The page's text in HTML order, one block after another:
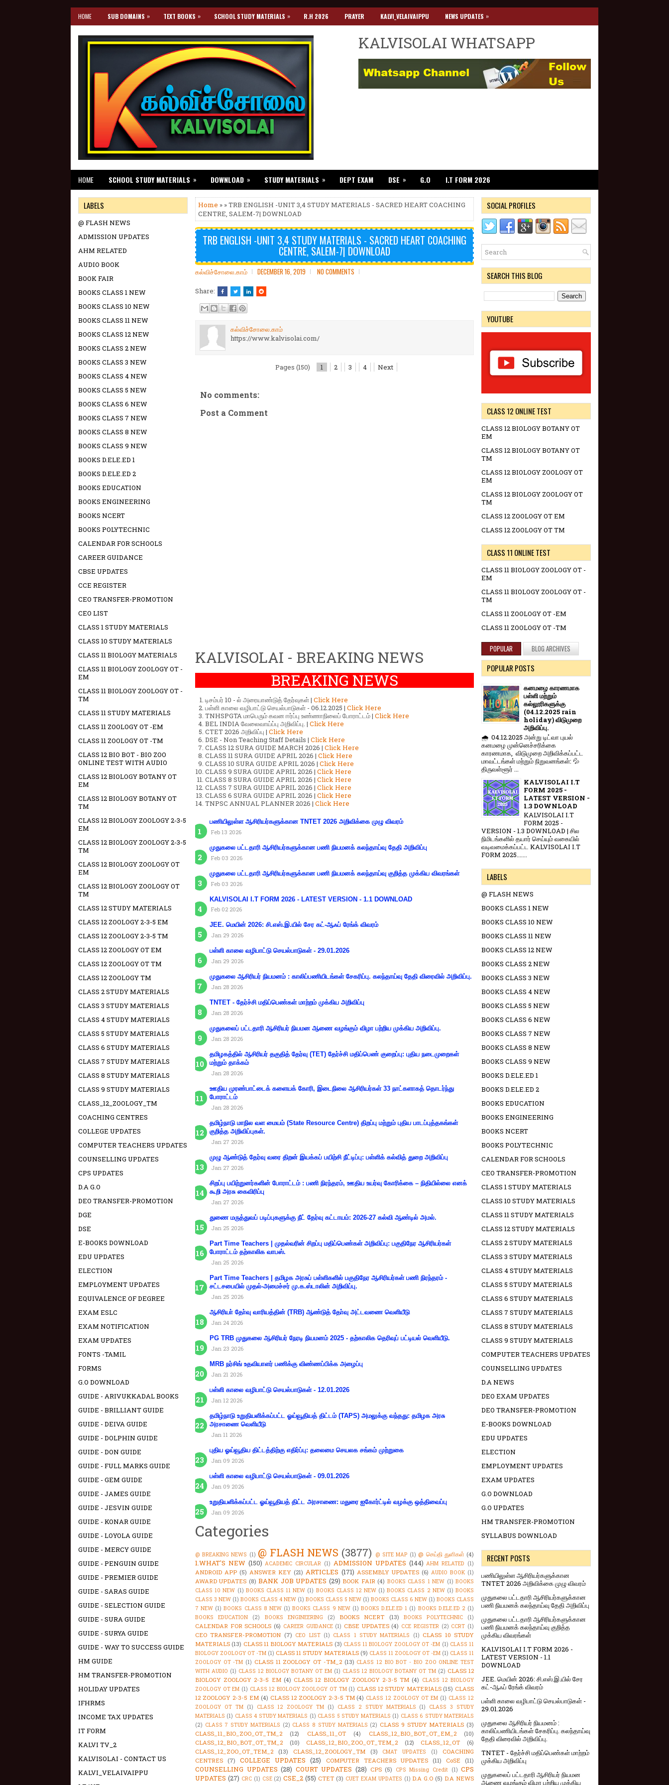
HOME SUB DOMAINS » TEXT BOOKS » SCHOOL STUDY MATERIALS » R.H 2026 PRAYER KALVI_VELAIVAIPPU NEWS UPDATES »
KALVISOLAI WHATSAPP
HOME SCHOOL STUDY MATERIALS » DOWNLOAD » STUDY MATERIALS » DEPT EXAM DSE » G.O I.T FORM 2026
Home » » TRB ENGLISH -UNIT 3,4 STUDY MATERIALS - SACRED HEART COACHING
CENTRE, SALEM-7| DOWNLOAD
TRB ENGLISH -UNIT 3,4 STUDY MATERIALS - SACRED HEART COACHING
CENTRE, SALEM-7| DOWNLOAD
கல்விச்சோலை.காம் DECEMBER 16, 2019 NO COMMENTS
Share:
கல்விச்சோலை.காம்
https://www.kalvisolai.com/
Pages (150) 1 2 3 4 Next
No comments:
Post a Comment
KALVISOLAI - BREAKING NEWS
BREAKING NEWS
டிசம்பர் 10 - ல் அரையாண்டுத் தேர்வுகள் | Click Here
பள்ளி காலை வழிபாட்டு செயல்பாடுகள் - 06.12.2025 | Click Here
TNHSPGTA மாபெரும் கவன ஈர்ப்பு உண்ணாநிலைப் போராட்டம் | Click Here
BEL INDIA வேலைவாய்ப்பு அறிவிப்பு. | Click Here
CTET 2026 அறிவிப்பு | Click Here
DSE - Non Teaching Staff Details | Click Here
CLASS 12 SURA GUIDE MARCH 2026 | Click Here
CLASS 11 SURA GUIDE APRIL 2026 | Click Here
CLASS 10 SURA GUIDE APRIL 2026 | Click Here
CLASS 9 SURA GUIDE APRIL 2026 | Click Here
CLASS 8 SURA GUIDE APRIL 2026 | Click Here
CLASS 7 SURA GUIDE APRIL 2026 | Click Here
CLASS 6 SURA GUIDE APRIL 2026 | Click Here
TNPSC ANNUAL PLANNER 2026 | Click Here
பணியிலுள்ள ஆசிரியர்களுக்கான TNTET 2026 அறிவிக்கை முழு விவரம்
Feb 13 2026
முதுகலை பட்டதாரி ஆசிரியர்களுக்கான பணி நியமனக் கலந்தாய்வு தேதி அறிவிப்பு
Feb 03 2026
முதுகலை பட்டதாரி ஆசிரியர்களுக்கான பணி நியமனக் கலந்தாய்வு குறித்த முக்கிய விவரங்கள்
Feb 03 2026
KALVISOLAI I.T FORM 2026 - LATEST VERSION - 1.1 DOWNLOAD
Feb 02 2026
JEE. மெயின் 2026: சி.எஸ்.இ.யில் சேர கட்-ஆஃப் ரேங்க் விவரம்
Jan 29 2026
பள்ளி காலை வழிபாட்டு செயல்பாடுகள் - 29.01.2026
Jan 29 2026
முதுகலை ஆசிரியர் நியமனம் : காலிப்பணியிடங்கள் சேகரிப்பு. கலந்தாய்வு தேதி விரைவில் அறிவிப்பு.
Jan 28 2026
TNTET - தேர்ச்சி மதிப்பெண்கள் மாற்றம் முக்கிய அறிவிப்பு
Jan 28 2026
முதுகலைப் பட்டதாரி ஆசிரியர் நியமன ஆணை வழங்கும் விழா பற்றிய முக்கிய அறிவிப்பு.
Jan 28 2026
தமிழகத்தில் ஆசிரியர் தகுதித் தேர்வு (TET) தேர்ச்சி மதிப்பெண் குறைப்பு: புதிய நடைமுறைகள்
மற்றும் தாக்கம்
Jan 28 2026
ஊதிய முரண்பாட்டைக் களையக் கோரி, இடைநிலை ஆசிரியர்கள் 33 நாட்களாகத் தொடர்ந்து
போராட்டம்
Jan 28 2026
தமிழ்நாடு மாநில வள மையம் (State Resource Centre) திறப்பு மற்றும் புதிய பாடப்புத்தகங்கள்
குறித்த அறிவிப்புகள்.
Jan 27 2026
முழு ஆண்டுத் தேர்வு வரை திறன் இயக்கப் பயிற்சி நீட்டிப்பு: பள்ளிக் கல்வித் துறை அறிவிப்பு
Jan 27 2026
சிறப்பு பயிற்றுனர்களின் போராட்டம் : பணி நிரந்தரம், ஊதிய உயர்வு கோரிக்கை – நிதியில்லை எனக்
கூறி அரசு கைவிரிப்பு
Jan 27 2026
துணை மருத்துவப் படிப்புகளுக்கு நீட் தேர்வு கட்டாயம்: 2026-27 கல்வி ஆண்டில் அமல்.
Jan 25 2026
Part Time Teachers | முதல்வரின் சிறப்பு மதிப்பெண்கள் அறிவிப்பு: பகுதிநேர ஆசிரியர்கள்
போராட்டம் தற்காலிக வாபஸ்.
Jan 25 2026
Part Time Teachers | தமிழக அரசுப் பள்ளிகளில் பகுதிநேர ஆசிரியர்கள் பணி நிரந்தரம் -
சட்டசபையில் முதல்-அமைச்சர் மு.க.ஸ்டாலின் அறிவிப்பு.
Jan 25 2026
ஆசிரியா் தோ்வு வாரியத்தின் (TRB) ஆண்டுத் தோ்வு அட்டவணை வெளியீடு
Jan 24 2026
PG TRB முதுகலை ஆசிரியர் நேரடி நியமனம் 2025 - தற்காலிக தெரிவுப் பட்டியல் வெளியீடு.
Jan 23 2026
MRB நர்சிங் உதவியாளர் பணிக்கு விண்ணப்பிக்க அழைப்பு
Jan 21 2026
பள்ளி காலை வழிபாட்டு செயல்பாடுகள் - 12.01.2026
Jan 12 2026
தமிழ்நாடு உறுதியளிக்கப்பட்ட ஓய்வூதியத் திட்டம் (TAPS) அமலுக்கு வந்தது: தமிழக அரசு
அரசாணை வெளியீடு
Jan 11 2026
புதிய ஓய்வூதிய திட்டத்திற்கு எதிர்ப்பு: தலைமை செயலக சங்கம் முற்றுகை
Jan 09 2026
பள்ளி காலை வழிபாட்டு செயல்பாடுகள் - 09.01.2026
Jan 09 2026
உறுதியளிக்கப்பட்ட ஓய்வூதியத் திட்ட அரசாணை: மதுரை ஐகோர்ட்டில் வழக்கு ஒத்திவைப்பு
Jan 09 2026
Categories
@ BREAKING NEWS (1) @ FLASH NEWS (3877) @ SITE MAP (1) @ செய்தி துளிகள் (4)
1.WHAT'S NEW (150) ACADEMIC CIRCULAR (1) ADMISSION UPDATES (144) AHM RELATED (1)
ANDROID APP (5) ANSWER KEY (21) ARTICLES (171) ASSEMBLY UPDATES (6) AUDIO BOOK (1)
AWARD UPDATES (8) BANK JOB UPDATES (29) BOOK FAIR (4) BOOKS CLASS 1 NEW (1) BOOKS
CLASS 10 NEW (1) BOOKS CLASS 11 NEW (1) BOOKS CLASS 12 NEW (1) BOOKS CLASS 2 NEW (1) BOOKS
CLASS 3 NEW (1) BOOKS CLASS 4 NEW (1) BOOKS CLASS 5 NEW (1) BOOKS CLASS 6 NEW (1) BOOKS CLASS
7 NEW (1) BOOKS CLASS 8 NEW (1) BOOKS CLASS 9 NEW (1) BOOKS D.ELE.ED 1 (1) BOOKS D.ELE.ED 2 (1)
BOOKS EDUCATION
(2) BOOKS ENGINEERING (2) BOOKS NCERT (13) BOOKS POLYTECHNIC (1)
CALENDAR FOR SCHOOLS (6) CAREER GUIDANCE (1) CBSE UPDATES (4) CCE REGISTER (2) CCRT (1)
CEO TRANSFER-PROMOTION (7) CEO LIST (1) CLASS 1 STUDY MATERIALS (1) CLASS 10 STUDY
MATERIALS (13) CLASS 11 BIOLOGY MATERIALS (3) CLASS 11 BIOLOGY ZOOLOGY OT -EM (1) CLASS 11
BIOLOGY ZOOLOGY OT -TM (1) CLASS 11 STUDY MATERIALS (9) CLASS 11 ZOOLOGY OT -EM (1) CLASS 11
ZOOLOGY OT -TM (1) CLASS 11 ZOOLOGY OT -TM_2 (13) CLASS 12 BIO BOT - BIO ZOO ONLINE TEST
WITH AUDIO (1) CLASS 12 BIOLOGY BOTANY OT EM (1) CLASS 12 BIOLOGY BOTANY OT TM (2) CLASS 12
BIOLOGY ZOOLOGY 2-3-5 EM (4) CLASS 12 BIOLOGY ZOOLOGY 2-3-5 TM (4) CLASS 12 BIOLOGY
ZOOLOGY OT EM (1) CLASS 12 BIOLOGY ZOOLOGY OT TM (1) CLASS 12 STUDY MATERIALS (15) CLASS
12 ZOOLOGY 2-3-5 EM (4) CLASS 12 ZOOLOGY 2-3-5 TM (4) CLASS 12 ZOOLOGY OT EM (1) CLASS 12
ZOOLOGY OT TM (1) CLASS 12 ZOOLOGY TM (1) CLASS 2 STUDY MATERIALS (1)
CLASS 3 STUDY
MATERIALS (1) CLASS 4 STUDY MATERIALS (1) CLASS 5 STUDY MATERIALS (1) CLASS 6 STUDY MATERIALS
(2) CLASS 7 STUDY MATERIALS (2) CLASS 8 STUDY MATERIALS (2) CLASS 9 STUDY MATERIALS (3)
CLASS_11_BIO_ZOO_OT_TM_2
(12) CLASS_11_OT (4) CLASS_12_BIO_BOT_OT_EM_2
(10)
CLASS_12_BIO_BOT_OT_TM_2
(10) CLASS_12_BIO_ZOO_OT_TEM_2 (12) CLASS_12_OT
(6)
CLASS_12_ZOO_OT_TEM_2
(13) CLASS_12_ZOOLOGY_TM (3) CMAT UPDATES (1)
COACHING
CENTRES
(7) COLLEGE UPDATES (25) COMPUTER TEACHERS UPDATES (11) CoSE (11)
COUNSELLING UPDATES (28) COURT UPDATES (28) CPS (5) CPS Missing Credit (1) CPS
UPDATES (27) CRC (1) CSE (2) CSE_2 (55) CTET (3) CUET EXAM UPDATES (1) D.A G.O (5) D.A NEWS
LABELS
@ FLASH NEWS
ADMISSION UPDATES
AHM RELATED
AUDIO BOOK
BOOK FAIR
BOOKS CLASS 1 NEW
BOOKS CLASS 10 NEW
BOOKS CLASS 11 NEW
BOOKS CLASS 12 NEW
BOOKS CLASS 2 NEW
BOOKS CLASS 3 NEW
BOOKS CLASS 4 NEW
BOOKS CLASS 5 NEW
BOOKS CLASS 6 NEW
BOOKS CLASS 7 NEW
BOOKS CLASS 8 NEW
BOOKS CLASS 9 NEW
BOOKS D.ELE.ED 1
BOOKS D.ELE.ED 2
BOOKS EDUCATION
BOOKS ENGINEERING
BOOKS NCERT
BOOKS POLYTECHNIC
CALENDAR FOR SCHOOLS
CAREER GUIDANCE
CBSE UPDATES
CCE REGISTER
CEO TRANSFER-PROMOTION
CEO LIST
CLASS 1 STUDY MATERIALS
CLASS 10 STUDY MATERIALS
CLASS 11 BIOLOGY MATERIALS
CLASS 11 BIOLOGY ZOOLOGY OT -
EM
CLASS 11 BIOLOGY ZOOLOGY OT -
TM
CLASS 11 STUDY MATERIALS
CLASS 11 ZOOLOGY OT -EM
CLASS 11 ZOOLOGY OT -TM
CLASS 12 BIO BOT - BIO ZOO
ONLINE TEST WITH AUDIO
CLASS 12 BIOLOGY BOTANY OT
EM
CLASS 12 BIOLOGY BOTANY OT
TM
CLASS 12 BIOLOGY ZOOLOGY 2-3-5
EM
CLASS 12 BIOLOGY ZOOLOGY 2-3-5
TM
CLASS 12 BIOLOGY ZOOLOGY OT
EM
CLASS 12 BIOLOGY ZOOLOGY OT
TM
CLASS 12 STUDY MATERIALS
CLASS 12 ZOOLOGY 2-3-5 EM
CLASS 12 ZOOLOGY 2-3-5 TM
CLASS 12 ZOOLOGY OT EM
CLASS 12 ZOOLOGY OT TM
CLASS 12 ZOOLOGY TM
CLASS 2 STUDY MATERIALS
CLASS 3 STUDY MATERIALS
CLASS 4 STUDY MATERIALS
CLASS 5 STUDY MATERIALS
CLASS 6 STUDY MATERIALS
CLASS 7 STUDY MATERIALS
CLASS 8 STUDY MATERIALS
CLASS 9 STUDY MATERIALS
CLASS_12_ZOOLOGY_TM
COACHING CENTRES
COLLEGE UPDATES
COMPUTER TEACHERS UPDATES
COUNSELLING UPDATES
CPS UPDATES
D.A G.O
DEO TRANSFER-PROMOTION
DGE
DSE
E-BOOKS DOWNLOAD
EDU UPDATES
ELECTION
EMPLOYMENT UPDATES
EQUIVALENCE OF DEGREE
EXAM ESLC
EXAM NOTIFICATION
EXAM UPDATES
FONTS -TAMIL
FORMS
G.O DOWNLOAD
GUIDE - ARIVUKKADAL BOOKS
GUIDE - BRILLIANT GUIDE
GUIDE - DEIVA GUIDE
GUIDE - DOLPHIN GUIDE
GUIDE - DON GUIDE
GUIDE - FULL MARKS GUIDE
GUIDE - GEM GUIDE
GUIDE - JAMES GUIDE
GUIDE - JESVIN GUIDE
GUIDE - KONAR GUIDE
GUIDE - LOYOLA GUIDE
GUIDE - MERCY GUIDE
GUIDE - PENGUIN GUIDE
GUIDE - PREMIER GUIDE
GUIDE - SARAS GUIDE
GUIDE - SELECTION GUIDE
GUIDE - SURA GUIDE
GUIDE - SURYA GUIDE
GUIDE - WAY TO SUCCESS GUIDE
HM GUIDE
HM TRANSFER-PROMOTION
HOLIDAY UPDATES
IFHRMS
INCOME TAX UPDATES
IT FORM
KALVI TV_2
KALVISOLAI - CONTACT US
KALVI_VELAIVAIPPU
SOCIAL PROFILES
SEARCH THIS BLOG
YOUTUBE
CLASS 12 ONLINE TEST
CLASS 12 BIOLOGY BOTANY OT
EM
CLASS 12 BIOLOGY BOTANY OT
TM
CLASS 12 BIOLOGY ZOOLOGY OT
EM
CLASS 12 BIOLOGY ZOOLOGY OT
TM
CLASS 12 ZOOLOGY OT EM
CLASS 12 ZOOLOGY OT TM
CLASS 11 ONLINE TEST
CLASS 11 BIOLOGY ZOOLOGY OT -
EM
CLASS 11 BIOLOGY ZOOLOGY OT -
TM
CLASS 11 ZOOLOGY OT -EM
CLASS 11 ZOOLOGY OT -TM
POPULAR BLOG ARCHIVES
POPULAR POSTS
கனமழை காரணமாக
பள்ளி மற்றும்
கல்லூரிகளுக்கு
(04.12.2025 rain
holiday) விடுமுறை
அறிவிப்பு.
🌧️ 04.12.2025 அன்று டிட்வா புயல்
கனமழை முன்னெச்சரிக்கை
காரணமாக, விடுமுறை அறிவிக்கப்பட்ட
மாவட்டங்கள் மற்றும் நிறுவனங்கள்: 💦
திருவள்ளூர் ...
KALVISOLAI I.T
FORM 2025 -
LATEST VERSION -
1.3 DOWNLOAD
KALVISOLAI I.T
FORM 2025 -
VERSION - 1.3 DOWNLOAD | சில
நிமிடங்களில் தயார் செய்யும் வகையில்
வடிவமைக்கப்பட்ட KALVISOLAI I.T
FORM 2025.......
LABELS
@ FLASH NEWS
BOOKS CLASS 1 NEW
BOOKS CLASS 10 NEW
BOOKS CLASS 11 NEW
BOOKS CLASS 12 NEW
BOOKS CLASS 2 NEW
BOOKS CLASS 3 NEW
BOOKS CLASS 4 NEW
BOOKS CLASS 5 NEW
BOOKS CLASS 6 NEW
BOOKS CLASS 7 NEW
BOOKS CLASS 8 NEW
BOOKS CLASS 9 NEW
BOOKS D.ELE.ED 1
BOOKS D.ELE.ED 2
BOOKS EDUCATION
BOOKS ENGINEERING
BOOKS NCERT
BOOKS POLYTECHNIC
CALENDAR FOR SCHOOLS
CEO TRANSFER-PROMOTION
CLASS 1 STUDY MATERIALS
CLASS 10 STUDY MATERIALS
CLASS 11 STUDY MATERIALS
CLASS 12 STUDY MATERIALS
CLASS 2 STUDY MATERIALS
CLASS 3 STUDY MATERIALS
CLASS 4 STUDY MATERIALS
CLASS 5 STUDY MATERIALS
CLASS 6 STUDY MATERIALS
CLASS 7 STUDY MATERIALS
CLASS 8 STUDY MATERIALS
CLASS 9 STUDY MATERIALS
COMPUTER TEACHERS UPDATES
COUNSELLING UPDATES
D.A NEWS
DEO EXAM UPDATES
DEO TRANSFER-PROMOTION
E-BOOKS DOWNLOAD
EDU UPDATES
ELECTION
EMPLOYMENT UPDATES
EXAM UPDATES
G.O DOWNLOAD
G.O UPDATES
HM TRANSFER-PROMOTION
SYLLABUS DOWNLOAD
RECENT POSTS
பணியிலுள்ள ஆசிரியர்களுக்கான
TNTET 2026 அறிவிக்கை முழு விவரம்
முதுகலை பட்டதாரி ஆசிரியர்களுக்கான
பணி நியமனக் கலந்தாய்வு தேதி அறிவிப்பு
முதுகலை பட்டதாரி ஆசிரியர்களுக்கான
பணி நியமனக் கலந்தாய்வு குறித்த
முக்கிய விவரங்கள்
KALVISOLAI I.T FORM 2026 -
LATEST VERSION - 1.1
DOWNLOAD
JEE. மெயின் 2026: சி.எஸ்.இ.யில் சேர
கட்-ஆஃப் ரேங்க் விவரம்
பள்ளி காலை வழிபாட்டு செயல்பாடுகள் -
29.01.2026
முதுகலை ஆசிரியர் நியமனம் :
காலிப்பணியிடங்கள் சேகரிப்பு. கலந்தாய்வு
தேதி விரைவில் அறிவிப்பு.
TNTET - தேர்ச்சி மதிப்பெண்கள் மாற்றம்
முக்கிய அறிவிப்பு
முதுகலைப் பட்டதாரி ஆசிரியர் நியமன
ஆணை வழங்கும் விழா பற்றிய முக்கிய